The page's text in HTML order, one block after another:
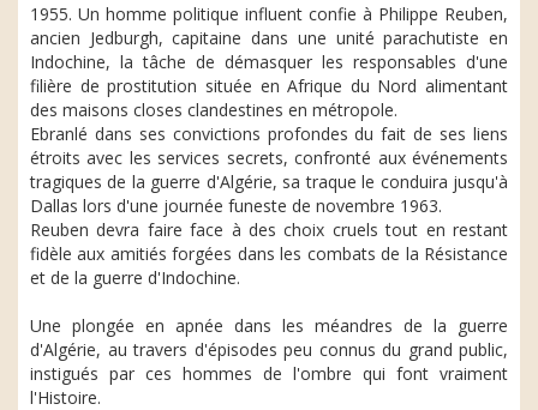
1955. Un homme politique influent confie à Philippe Reuben,
ancien Jedburgh, capitaine dans une unité parachutiste en
Indochine, la tâche de démasquer les responsables d'une
filière de prostitution située en Afrique du Nord alimentant
des maisons closes clandestines en métropole.
Ebranlé dans ses convictions profondes du fait de ses liens
étroits avec les services secrets, confronté aux événements
tragiques de la guerre d'Algérie, sa traque le conduira jusqu'à
Dallas lors d'une journée funeste de novembre 1963.
Reuben devra faire face à des choix cruels tout en restant
fidèle aux amitiés forgées dans les combats de la Résistance
et de la guerre d'Indochine.
Une plongée en apnée dans les méandres de la guerre
d'Algérie, au travers d'épisodes peu connus du grand public,
instigués par ces hommes de l'ombre qui font vraiment
l'Histoire.